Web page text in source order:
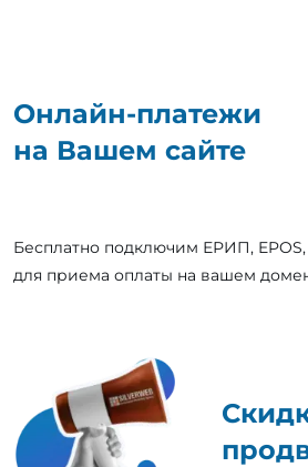
Онлайн-платежи
на Вашем сайте
Бесплатно подключим ЕРИП,
для приема оплаты на вашем